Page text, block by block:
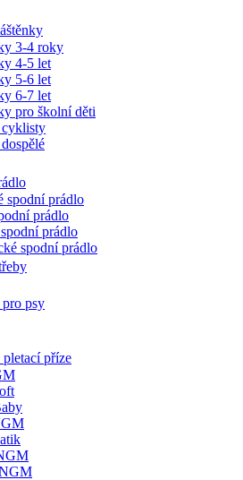
3-4 roky
4-5 let
5-6 let
6-7 let
pro školní děti
cyklisty
spodní prádlo
prádlo
prádlo
spodní prádlo
psy
příze